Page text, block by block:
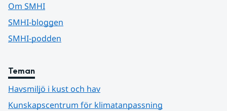
Om SMHI
SMHI-bloggen
SMHI-podden
Teman
Havsmiljö i kust och hav
Kunskapscentrum för klimatanpassning